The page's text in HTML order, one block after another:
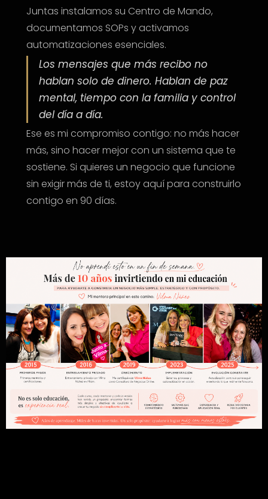
Juntas instalamos su Centro de Mando,
documentamos SOPs y activamos
automatizaciones esenciales.
Los mensajes que más recibo no
hablan solo de dinero. Hablan de paz
mental, tiempo con la familia y control
del día a día.
Ese es mi compromiso contigo: no más hacer
más, sino hacer mejor con un sistema que te
sostiene. Si quieres un negocio que funcione
sin exigir más de ti, estoy aquí para construirlo
contigo en 90 días.